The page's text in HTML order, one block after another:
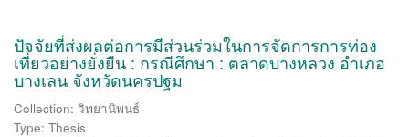
ปัจจัยที่ส่งผลต่อการมีส่วนร่วมในการจัดการการท่อง
เที่ยวอย่างยั่งยืน : กรณีศึกษา : ตลาดบางหลวง อำเภอ
บางเลน จังหวัดนครปฐม
Collection: วิทยานิพนธ์
Type: Thesis